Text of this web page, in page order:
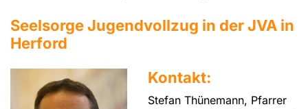
Seelsorge Jugendvollzug in der JVA in
Herford
Kontakt:
Stefan Thünemann, Pfarrer